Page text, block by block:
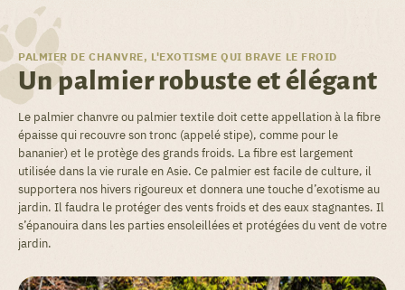
PALMIER DE CHANVRE, L'EXOTISME QUI BRAVE LE FROID
Un palmier robuste et élégant
Le palmier chanvre ou palmier textile doit cette appellation à la fibre
épaisse qui recouvre son tronc (appelé stipe), comme pour le
bananier) et le protège des grands froids. La fibre est largement
utilisée dans la vie rurale en Asie. Ce palmier est facile de culture, il
supportera nos hivers rigoureux et donnera une touche d’exotisme au
jardin. Il faudra le protéger des vents froids et des eaux stagnantes. Il
s’épanouira dans les parties ensoleillées et protégées du vent de votre
jardin.